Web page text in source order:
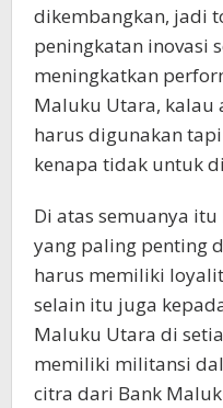
dikembangkan, jadi
peningkatan inovasi
meningkatkan
Maluku Utara, kalau
harus digunakan
kenapa tidak untuk
Di atas semuanya itu
yang paling penting
harus memiliki
selain itu juga
Maluku Utara di
memiliki militansi
citra dari Bank